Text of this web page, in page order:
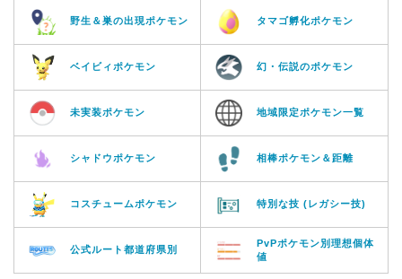
野生＆巣の出現ポケモン タマゴ孵化ポケモン
ベイビィポケモン 幻・伝説のポケモン
未実装ポケモン 地域限定ポケモン一覧
シャドウポケモン 相棒ポケモン＆距離
コスチュームポケモン 特別な技 (レガシー技)
公式ルート都道府県別
PvPポケモン別理想個体
値